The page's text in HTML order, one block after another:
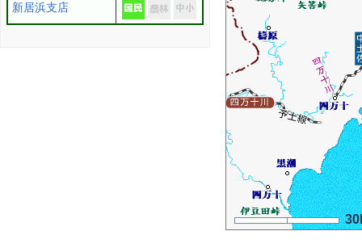
新居浜支店